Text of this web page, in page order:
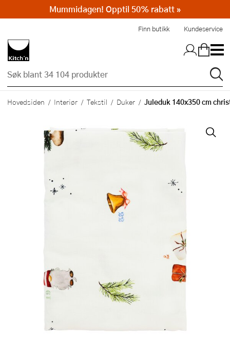
Finn butikk Kundeservice
Hovedsiden Interiør Tekstil Duker Juleduk 140x350 cm
Mummidagen! Opptil 50% rabatt »